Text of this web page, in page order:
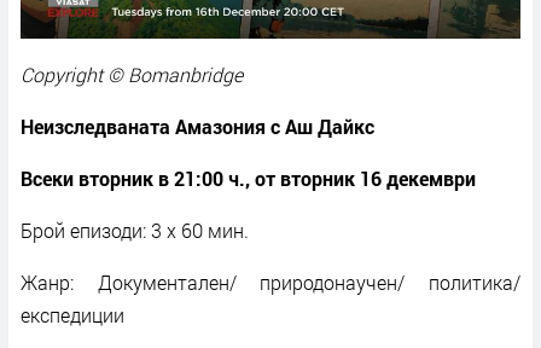
Copyright © Bomanbridge
Неизследваната Амазония с Аш Дайкс
Всеки вторник в 21:00 ч., от вторник 16 декември
Брой епизоди: 3 x 60 мин.
Жанр: Документален/ природонаучен/ политика/
експедиции